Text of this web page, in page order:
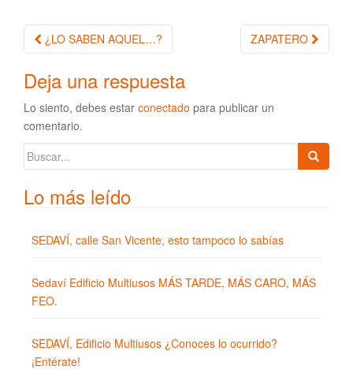
Navegación de la entrada
¿LO SABEN AQUEL…? ZAPATERO
Deja una respuesta
Lo siento, debes estar conectado para publicar un
comentario.
Buscar:
Lo más leído
SEDAVÍ, calle San Vicente, esto tampoco lo sabías
Sedaví Edificio Multiusos MÁS TARDE, MÁS CARO, MÁS
FEO.
SEDAVÍ, Edificio Multiusos ¿Conoces lo ocurrido?
¡Entérate!